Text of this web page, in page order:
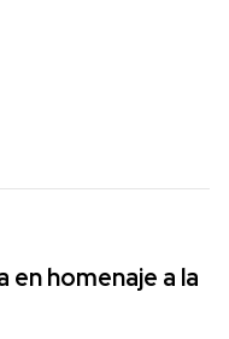
en homenaje a la